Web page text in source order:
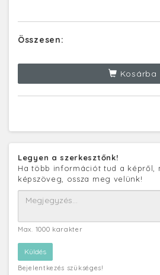
Összesen:
Kosárba
Legyen a szerkesztőnk!
Ha több információt tud a képről,
képszöveg, ossza meg velünk!
Max. 1000 karakter
Bejelentkezés szükséges!